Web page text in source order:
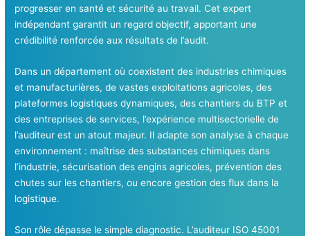
progresser en santé et sécurité au travail. Cet expert
indépendant garantit un regard objectif, apportant une
crédibilité renforcée aux résultats de l’audit.
Dans un département où coexistent des industries chimiques
et manufacturières, de vastes exploitations agricoles, des
plateformes logistiques dynamiques, des chantiers du BTP et
des entreprises de services, l’expérience multisectorielle de
l’auditeur est un atout majeur. Il adapte son analyse à chaque
environnement : maîtrise des substances chimiques dans
l’industrie, sécurisation des engins agricoles, prévention des
chutes sur les chantiers, ou encore gestion des flux dans la
logistique.
Son rôle dépasse le simple diagnostic. L’auditeur ISO 45001